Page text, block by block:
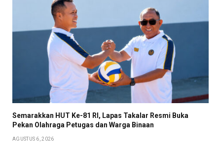
Semarakkan HUT Ke-81 RI, Lapas Takalar Resmi Buka
Pekan Olahraga Petugas dan Warga Binaan
AGUSTUS 6, 2026